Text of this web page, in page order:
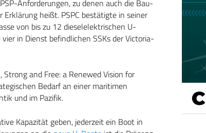
Anforderungen, zu denen auch die Bau-
heißt. PSPC bestätigte in seiner
von bis zu 12 dieselelektrischen U-
in Dienst befindlichen SSKs der Victoria-
and Free: a Renewed Vision for
Bedarf an einer maritimen
und im Pazifik.
Kapazität geben, jederzeit ein Boot in